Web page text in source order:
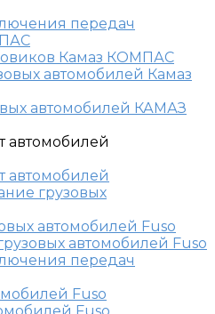
передач
Камаз КОМПАС
автомобилей Камаз
автомобилей КАМАЗ
автомобилей
автомобилей
грузовых
автомобилей Fuso
автомобилей Fuso
передач
Fuso
Fuso